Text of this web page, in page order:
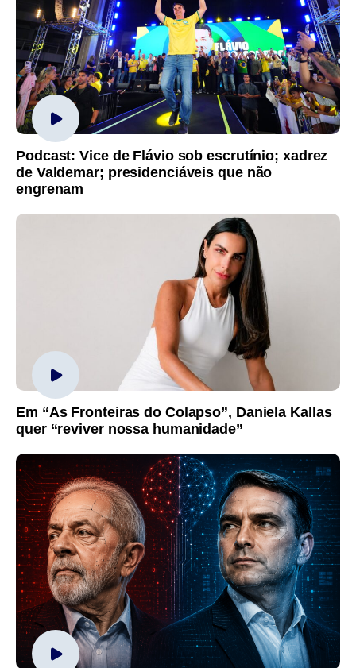
Podcast: Vice de Flávio sob escrutínio; xadrez
de Valdemar; presidenciáveis que não
engrenam
Em “As Fronteiras do Colapso”, Daniela Kallas
quer “reviver nossa humanidade”